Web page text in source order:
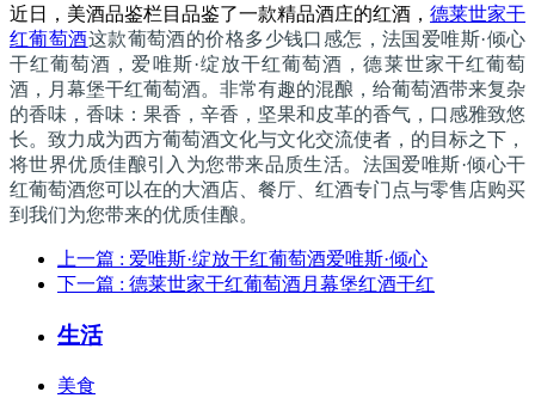
近日，美酒品鉴栏目品鉴了一款精品酒庄的红酒， 德莱世家干
红葡萄酒这款葡萄酒的价格多少钱口感怎，法国爱唯斯·倾心
干红葡萄酒，爱唯斯·绽放干红葡萄酒，德莱世家干红葡萄
酒，月幕堡干红葡萄酒。非常有趣的混酿，给葡萄酒带来复杂
的香味，香味：果香，辛香，坚果和皮革的香气，口感雅致悠
长。致力成为西方葡萄酒文化与文化交流使者，的目标之下，
将世界优质佳酿引入为您带来品质生活。法国爱唯斯·倾心干
红葡萄酒您可以在的大酒店、餐厅、红酒专门点与零售店购买
到我们为您带来的优质佳酿。
上一篇 : 爱唯斯·绽放干红葡萄酒爱唯斯·倾心
下一篇 : 德莱世家干红葡萄酒月幕堡红酒干红
生活
美食